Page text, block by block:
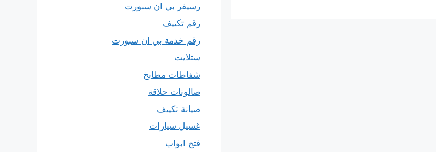
رسيفر بي ان سبورت
رقم تكييف
رقم خدمة بي ان سبورت
ستلايت
شفاطات مطابخ
صالونات حلاقة
صيانة تكييف
غسيل سيارات
فتح ابواب